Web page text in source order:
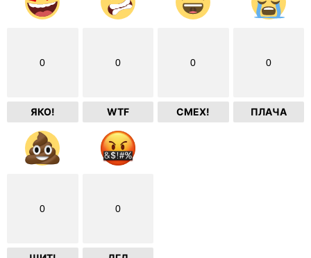
0
ЯКО!
0
WTF
0
СМЕХ!
0
ПЛАЧА
0 0